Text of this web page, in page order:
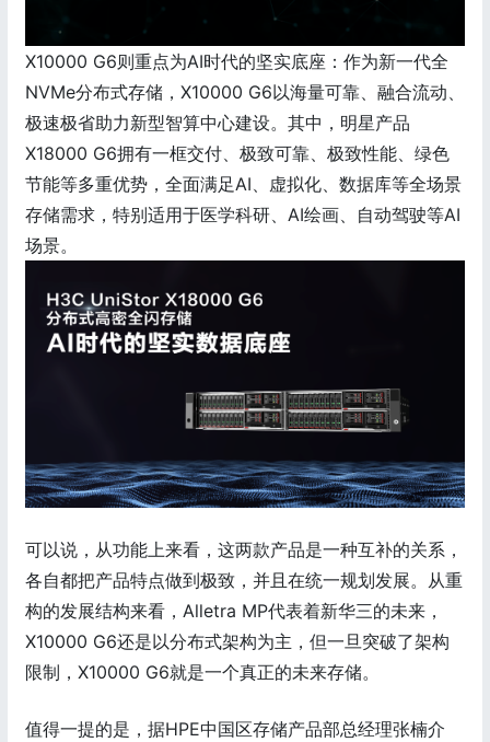
X10000 G6则重点为AI时代的坚实底座：作为新一代全
NVMe分布式存储，X10000 G6以海量可靠、融合流动、
极速极省助力新型智算中心建设。其中，明星产品
X18000 G6拥有一框交付、极致可靠、极致性能、绿色
节能等多重优势，全面满足AI、虚拟化、数据库等全场景
存储需求，特别适用于医学科研、AI绘画、自动驾驶等AI
场景。
可以说，从功能上来看，这两款产品是一种互补的关系，
各自都把产品特点做到极致，并且在统一规划发展。从重
构的发展结构来看，Alletra MP代表着新华三的未来，
X10000 G6还是以分布式架构为主，但一旦突破了架构
限制，X10000 G6就是一个真正的未来存储。
值得一提的是，据HPE中国区存储产品部总经理张楠介